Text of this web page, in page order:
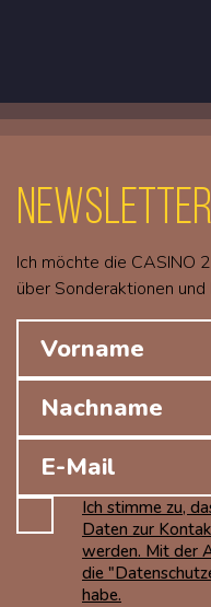
Newsletter
Ich möchte die CASINO
über Sonderaktionen
Ich stimme zu,
Daten zur
werden. Mit der
die
habe.